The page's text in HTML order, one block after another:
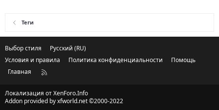
Теги
Выбор стиля
Русский (RU)
Условия и правила
Политика конфиденциальности
Помощь
Главная
R
Локализация отXenForo.Info
Addon provided by xfworld.net ©2000-2022